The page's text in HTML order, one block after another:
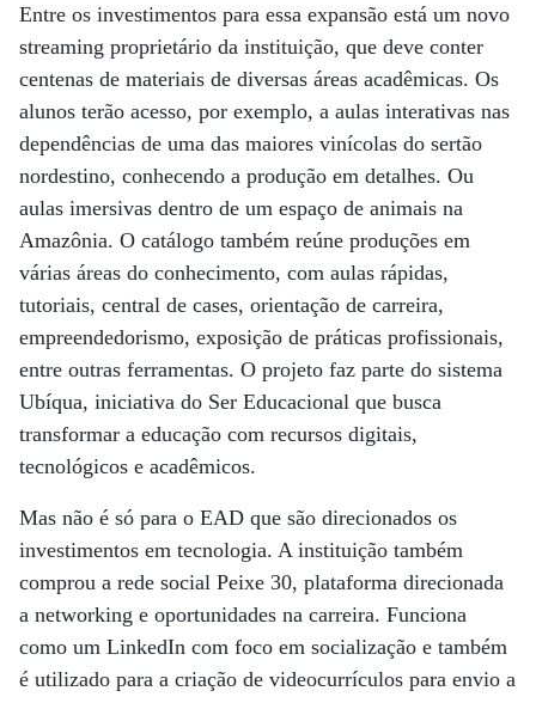
Entre os investimentos para essa expansão está um novo
streaming proprietário da instituição, que deve conter
centenas de materiais de diversas áreas acadêmicas. Os
alunos terão acesso, por exemplo, a aulas interativas nas
dependências de uma das maiores vinícolas do sertão
nordestino, conhecendo a produção em detalhes. Ou
aulas imersivas dentro de um espaço de animais na
Amazônia. O catálogo também reúne produções em
várias áreas do conhecimento, com aulas rápidas,
tutoriais, central de cases, orientação de carreira,
empreendedorismo, exposição de práticas profissionais,
entre outras ferramentas. O projeto faz parte do sistema
Ubíqua, iniciativa do Ser Educacional que busca
transformar a educação com recursos digitais,
tecnológicos e acadêmicos.
Mas não é só para o EAD que são direcionados os
investimentos em tecnologia. A instituição também
comprou a rede social Peixe 30, plataforma direcionada
a networking e oportunidades na carreira. Funciona
como um LinkedIn com foco em socialização e também
é utilizado para a criação de videocurrículos para envio a